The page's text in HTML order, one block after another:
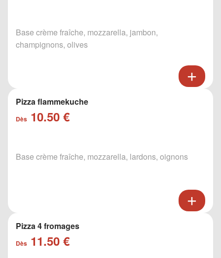
Base crème fraîche, mozzarella, jambon,
champignons, olives
Pizza flammekuche
Dès 10.50 €
Base crème fraîche, mozzarella, lardons, oignons
Pizza 4 fromages
Dès 11.50 €